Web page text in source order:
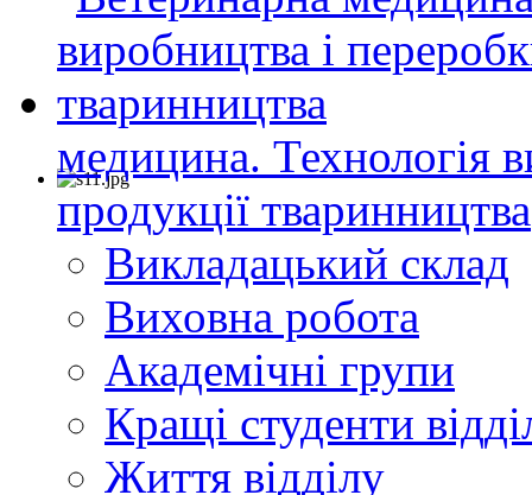
медицина. Технологія
продукції тваринництва
Викладацький склад
Виховна робота
Академічні групи
Кращі студенти
Життя відділу